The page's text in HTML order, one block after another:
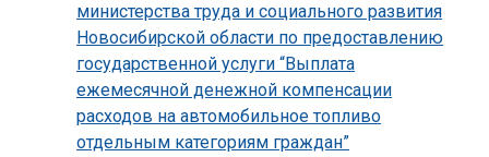
министерства труда и социального развития
Новосибирской области по предоставлению
государственной услуги “Выплата
ежемесячной денежной компенсации
расходов на автомобильное топливо
отдельным категориям граждан”